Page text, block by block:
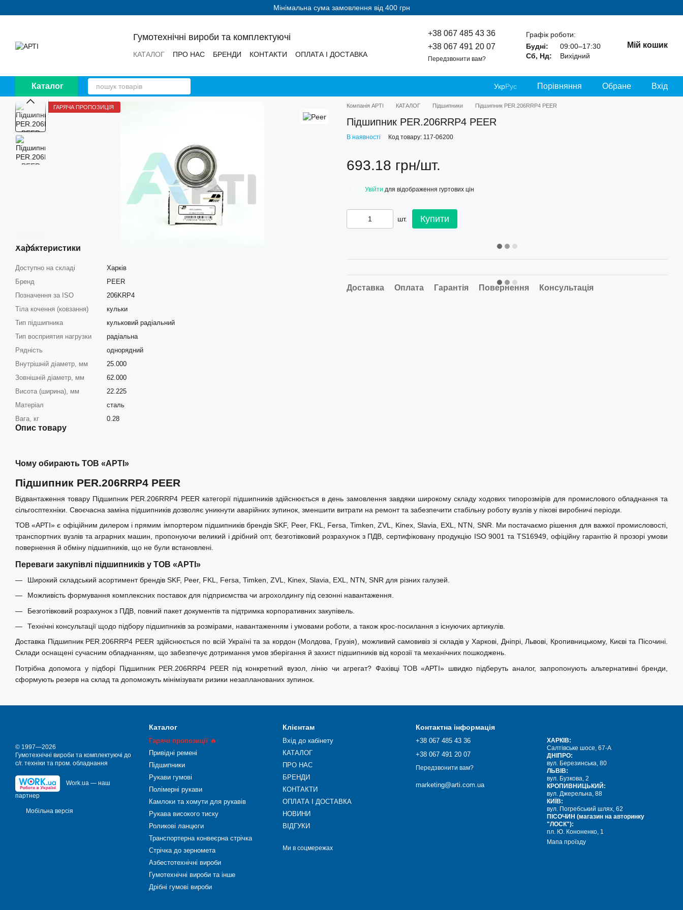
Мінімальна сума замовлення від 400 грн
Гумотехнічні вироби та комплектуючі
КАТАЛОГ ПРО НАС БРЕНДИ КОНТАКТИ
ОПЛАТА І ДОСТАВКА
+38 067 485 43 36
+38 067 491 20 07
Передзвонити вам?
Графік роботи:
Будні:
09:00–17:30
Сб, Нд:
Вихідний
Мій кошик
Каталог УкрРус Порівняння Обране Вхід
ГАРЯЧА ПРОПОЗИЦІЯ
Характеристики
Доступно на складі
Харків
Бренд
PEER
Позначення за ISO
206KRP4
Тіла кочення (ковзання)
кульки
Тип підшипника
кульковий радіальний
Тип восприятия нагрузки
радіальна
Рядність
однорядний
Внутрішній діаметр, мм
25.000
Зовнішній діаметр, мм
62.000
Висота (ширина), мм
22.225
Матеріал
сталь
Вага, кг
0.28
Опис товару
Компанія АРТІ КАТАЛОГ Підшипники Підшипник PER.206RRP4 PEER
Підшипник PER.206RRP4 PEER
В наявності Код товару: 117-06200
693.18 грн/шт.
Увійти для відображення гуртових цін
шт. Купити
Доставка Оплата Гарантія Повернення Консультація
Чому обирають ТОВ «АРТІ»
Підшипник PER.206RRP4 PEER
Відвантаження товару Підшипник PER.206RRP4 PEER категорії підшипників здійснюється в день замовлення завдяки широкому складу ходових типорозмірів для промислового обладнання та
сільгосптехніки. Своєчасна заміна підшипників дозволяє уникнути аварійних зупинок, зменшити витрати на ремонт та забезпечити стабільну роботу вузлів у пікові виробничі періоди.
ТОВ «АРТІ» є офіційним дилером і прямим імпортером підшипників брендів SKF, Peer, FKL, Fersa, Timken, ZVL, Kinex, Slavia, EXL, NTN, SNR. Ми постачаємо рішення для важкої промисловості,
транспортних вузлів та аграрних машин, пропонуючи великий і дрібний опт, безготівковий розрахунок з ПДВ, сертифіковану продукцію ISO 9001 та TS16949, офіційну гарантію й прозорі умови
повернення й обміну підшипників, що не були встановлені.
Переваги закупівлі підшипників у ТОВ «АРТІ»
Широкий складський асортимент брендів SKF, Peer, FKL, Fersa, Timken, ZVL, Kinex, Slavia, EXL, NTN, SNR для різних галузей.
Можливість формування комплексних поставок для підприємства чи агрохолдингу під сезонні навантаження.
Безготівковий розрахунок з ПДВ, повний пакет документів та підтримка корпоративних закупівель.
Технічні консультації щодо підбору підшипників за розмірами, навантаженням і умовами роботи, а також крос-посилання з існуючих артикулів.
Доставка Підшипник PER.206RRP4 PEER здійснюється по всій Україні та за кордон (Молдова, Грузія), можливий самовивіз зі складів у Харкові, Дніпрі, Львові, Кропивницькому, Києві та Пісочині.
Склади оснащені сучасним обладнанням, що забезпечує дотримання умов зберігання й захист підшипників від корозії та механічних пошкоджень.
Потрібна допомога у підборі Підшипник PER.206RRP4 PEER під конкретний вузол, лінію чи агрегат? Фахівці ТОВ «АРТІ» швидко підберуть аналог, запропонують альтернативні бренди,
сформують резерв на склад та допоможуть мінімізувати ризики незапланованих зупинок.
© 1997—2026
Гумотехнічні вироби та комплектуючі до
с/г. техніки та пром. обладнання
Work.ua — наш
партнер
Мобільна версія
Каталог
Гарячі пропозиції 🔥
Привідні ремені
Підшипники
Рукави гумові
Полімерні рукави
Камлоки та хомути для рукавів
Рукава високого тиску
Роликові ланцюги
Транспортерна конвеєрна стрічка
Стрічка до зерномета
Азбестотехнічні вироби
Гумотехнічні вироби та інше
Дрібні гумові вироби
Клієнтам
Вхід до кабінету
КАТАЛОГ
ПРО НАС
БРЕНДИ
КОНТАКТИ
ОПЛАТА І ДОСТАВКА
НОВИНИ
ВІДГУКИ
Ми в соцмережах
Контактна інформація
+38 067 485 43 36
+38 067 491 20 07
Передзвонити вам?
marketing@arti.com.ua
ХАРКІВ:
Салтівське шосе, 67-А
ДНІПРО:
вул. Березинська, 80
ЛЬВІВ:
вул. Бузкова, 2
КРОПИВНИЦЬКИЙ:
вул. Джерельна, 88
КИЇВ:
вул. Погребський шлях, 62
ПІСОЧИН (магазин на авторинку
"ЛОСК"):
пл. Ю. Кононенко, 1
Мапа проїзду